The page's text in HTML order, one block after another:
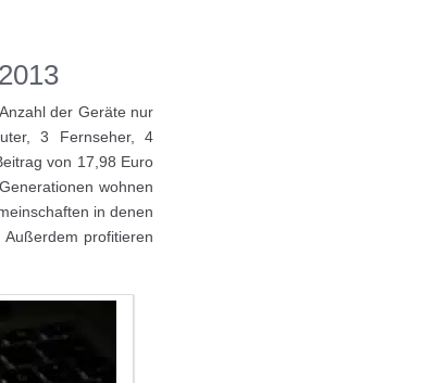
der Geräte nur
3 Fernseher, 4
von 17,98 Euro
wohnen
in denen
profitieren